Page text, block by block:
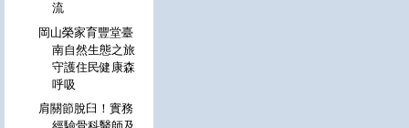
流
岡山榮家育豐堂臺
南自然生態之旅
守護住民健康森
呼吸
肩關節脫臼！實務